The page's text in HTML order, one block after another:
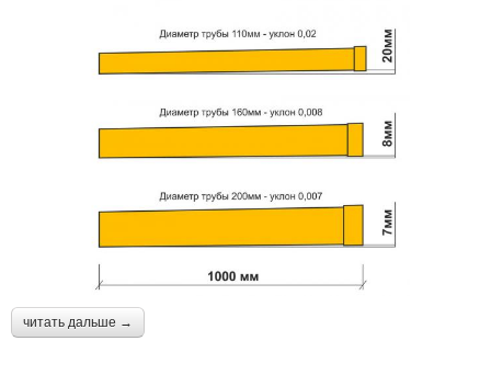
читать дальше →